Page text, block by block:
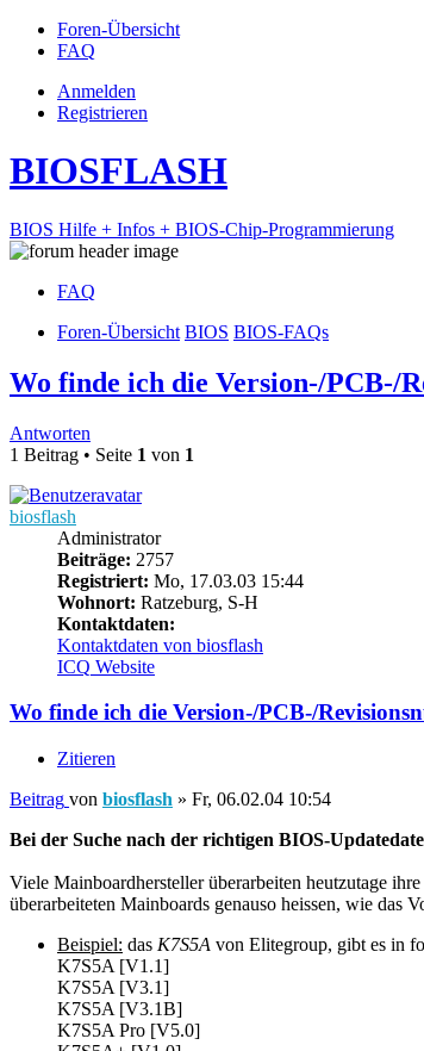
Foren-Übersicht
FAQ
Anmelden
Registrieren
BIOSFLASH
BIOS Hilfe + Infos + BIOS-Chip-Programmierung
FAQ
Foren-Übersicht BIOS BIOS-FAQs
Wo finde ich die Version-/PCB-/
Antworten
1 Beitrag • Seite 1 von 1
biosflash
Administrator
Beiträge: 2757
Registriert: Mo, 17.03.03 15:44
Wohnort: Ratzeburg, S-H
Kontaktdaten:
Kontaktdaten von biosflash
ICQ Website
Wo finde ich die Version-/PCB-/
Zitieren
Beitrag von biosflash » Fr, 06.02.04 10:54
Bei der Suche nach der richtigen BIOS-
Viele Mainboardhersteller überarbeiten heutzutage
überarbeiteten Mainboards genauso heissen, wie das
Beispiel: das K7S5A von Elitegroup, gibt es in
K7S5A [V1.1]
K7S5A [V3.1]
K7S5A [V3.1B]
K7S5A Pro [V5.0]